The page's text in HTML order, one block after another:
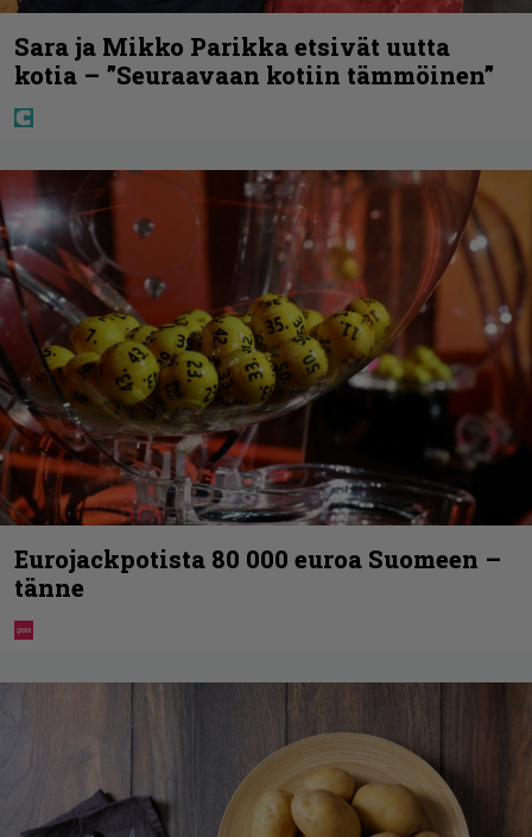
Sara ja Mikko Parikka etsivät uutta
kotia – ”Seuraavaan kotiin tämmöinen”
Eurojackpotista 80 000 euroa Suomeen –
tänne